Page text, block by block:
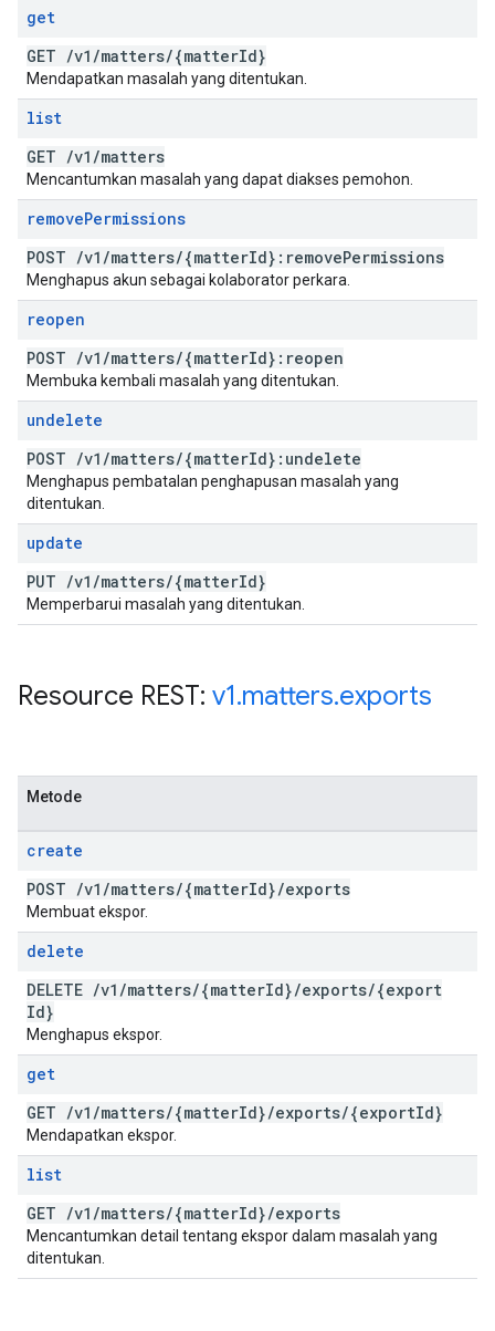
get
GET /v1 /matters/{matterId}
Mendapatkan masalah yang ditentukan.
list
GET /v1 /matters
Mencantumkan masalah yang dapat diakses pemohon.
removePermissions
POST /v1 /matters/{matterId}:removePermissions
Menghapus akun sebagai kolaborator perkara.
reopen
POST /v1 /matters/{matterId}:reopen
Membuka kembali masalah yang ditentukan.
undelete
POST /v1 /matters/{matterId}:undelete
Menghapus pembatalan penghapusan masalah yang
ditentukan.
update
PUT /v1 /matters/{matterId}
Memperbarui masalah yang ditentukan.
Resource REST: v1.matters.exports
Metode
create
POST /v1 /matters/{matterId}/exports
Membuat ekspor.
delete
DELETE /v1 /matters/{matterId}/exports/{export
Id}
Menghapus ekspor.
get
GET /v1 /matters/{matterId}/exports/{exportId}
Mendapatkan ekspor.
list
GET /v1 /matters/{matterId}/exports
Mencantumkan detail tentang ekspor dalam masalah yang
ditentukan.